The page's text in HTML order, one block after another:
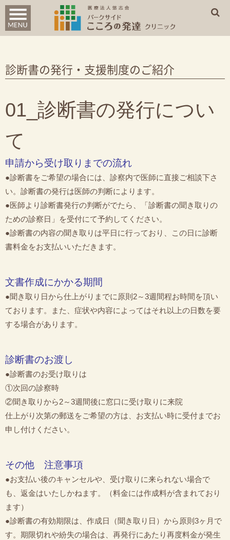
はじめての方へ
WEB問診票
診断書の発行・支援制度のご紹介
01_診断書の発行につい
て
申請から受け取りまでの流れ
●診断書をご希望の場合には、診察内で医師に直接ご相談下さ
い。診断書の発行は医師の判断によります。
●医師より診断書発行の判断がでたら、「診断書の聞き取りの
ための診察日」を受付にて予約してください。
●診断書の内容の聞き取りは平日に行っており、この日に診断
書料金をお支払いいただきます。
文書作成にかかる期間
●聞き取り日から仕上がりまでに原則2～3週間程お時間を頂い
ております。また、症状や内容によってはそれ以上の日数を要
する場合があります。
診断書のお渡し
●診断書のお受け取りは
①次回の診察時
②聞き取りから2～3週間後に窓口に受け取りに来院
仕上がり次第の郵送をご希望の方は、お支払い時に受付までお
申し付けください。
その他 注意事項
●お支払い後のキャンセルや、受け取りに来られない場合で
も、返金はいたしかねます。（料金には作成料が含まれており
ます）
●診断書の有効期限は、作成日（聞き取り日）から原則3ヶ月で
す。期限切れや紛失の場合は、再発行にあたり再度料金が発生